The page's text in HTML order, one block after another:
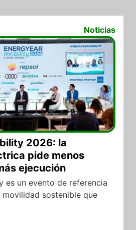
Noticias
2026: la
pide menos
ejecución
es un evento de referencia
sostenible que